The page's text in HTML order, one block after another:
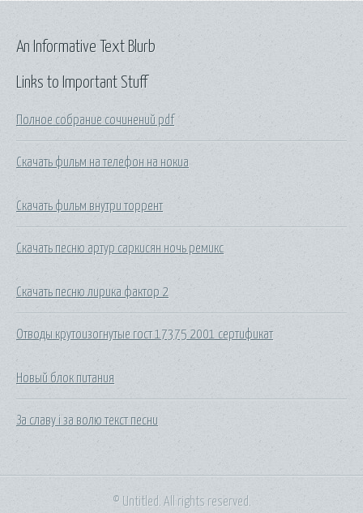
Links to Important Stuff
Полное собрание сочинений pdf
Скачать фильм на телефон на нокиа
Скачать фильм внутри торрент
Скачать песню артур саркисян ночь ремикс
Скачать песню лирика фактор 2
Отводы крутоизогнутые гост 17375 2001 сертификат
Новый блок питания
За славу і за волю текст песни
An Informative Text Blurb
© Untitled. All rights reserved.